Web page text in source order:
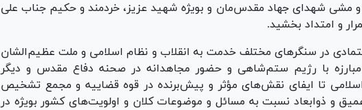
و مشی شهدای جهاد مقدس‌مان و بویژه شهید عزیز، خردمند و حکیم جناب علی
و امتداد بخشید.
در سنگر‌های مختلف خدمت به انقلاب و نظام اسلامی و ملت عظیم‌الشان
مبارزه با رژیم ستم‌شاهی و حضور مجاهدانه در صحنه دفاع مقدس و دیگر
تا ایفای نقش‌های مؤثر و پیش‌برنده در قوه قضاییه و مجمع تشخیص
و ذوابعاد نسبت به مسائل و موضوعات کلان و اولویت‌های کشور بویژه در